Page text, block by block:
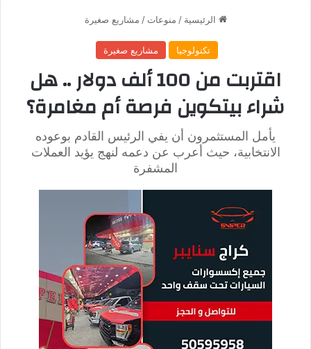
والآن قم بتحميل أي فيديو أو إضافة تعليق لتحفيز نشاط القناة.
اتبع التعليمات لإنشاء قناة جديدة، مع الالتزام بالشروط
المطلوبة.
اختر أن تكون قناتك تجارية، ثم اضغط على “إنهاء” للدخول إلى
قناتك الجديدة.
تأكد من ربط القناة بحساب Google أو برقم هاتفك لضمان